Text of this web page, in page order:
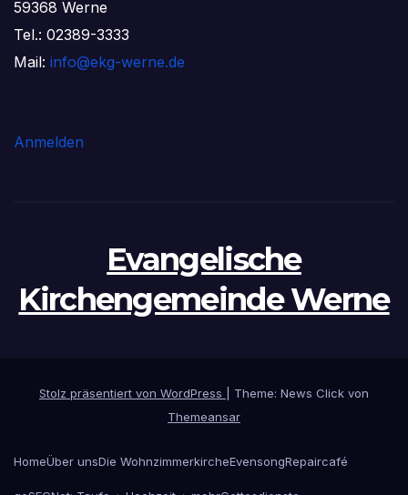
59368 Werne
Tel.: 02389-3333
Mail: info@ekg-werne.de
Anmelden
Evangelische
Kirchengemeinde Werne
Stolz präsentiert von WordPress
Theme: News Click von
Themeansar
HomeÜber unsDie WohnzimmerkircheEvensongRepaircafé